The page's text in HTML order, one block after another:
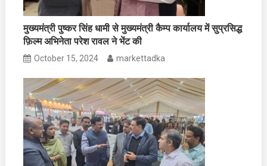
मुख्यमंत्री पुष्कर सिंह धामी से मुख्यमंत्री कैम्प कार्यालय में सुप्रसिद्ध
फ़िल्म अभिनेता परेश रावल ने भेंट की
October 15, 2024 markettadka